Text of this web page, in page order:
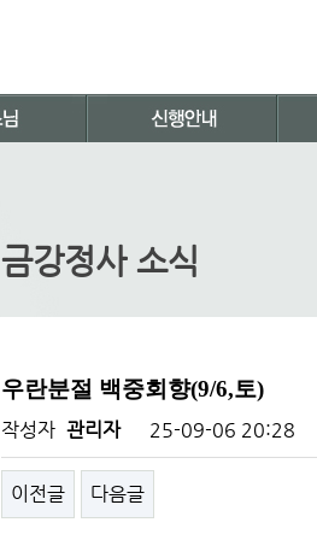
금강정사 소식
우란분절 백중회향(9/6,토)
작성자 관리자 25-09-06 20:28
이전글 다음글